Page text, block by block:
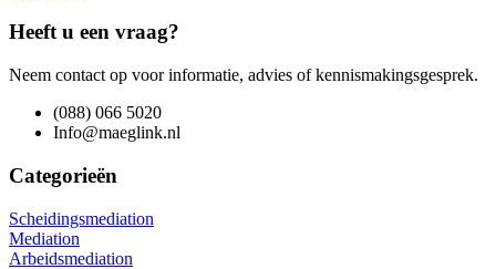
Heeft u een vraag?
Neem contact op voor informatie, advies of kennismakingsgesprek.
(088) 066 5020
Info@maeglink.nl
Categorieën
Scheidingsmediation
Mediation
Arbeidsmediation